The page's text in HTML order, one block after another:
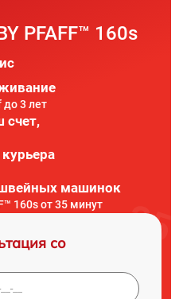
PFAFF™ 160s
3 лет
счет,
машинок
160s от 35 минут
со